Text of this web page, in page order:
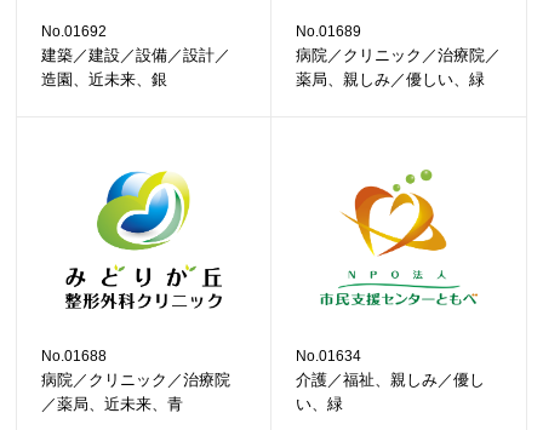
No.01692
建築／建設／設備／設計／
造園、近未来、銀
No.01689
病院／クリニック／治療院／
薬局、親しみ／優しい、緑
No.01688
病院／クリニック／治療院
／薬局、近未来、青
No.01634
介護／福祉、親しみ／優し
い、緑